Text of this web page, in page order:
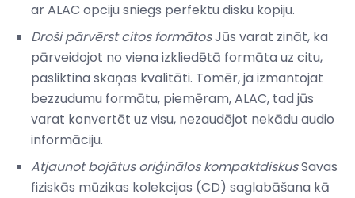
ar ALAC opciju sniegs perfektu disku kopiju.
Droši pārvērst citos formātosJūs varat zināt, ka
pārveidojot no viena izkliedētā formāta uz citu,
pasliktina skaņas kvalitāti. Tomēr, ja izmantojat
bezzudumu formātu, piemēram, ALAC, tad jūs
varat konvertēt uz visu, nezaudējot nekādu audio
informāciju.
Atjaunot bojātus oriģinālos kompaktdiskusSavas
fiziskās mūzikas kolekcijas (CD) saglabāšana kā